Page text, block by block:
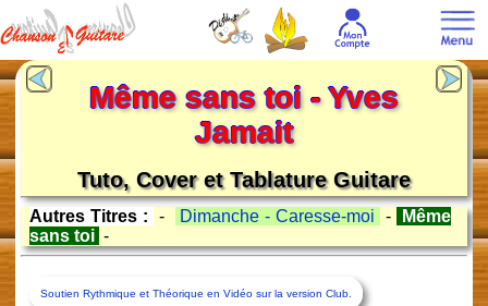
Même sans toi - Yves
Jamait
Tuto, Cover et Tablature Guitare
Autres Titres : - Dimanche - Caresse-moi -
Même
sans toi -
Soutien Rythmique et Théorique en Vidéo sur la version Club.